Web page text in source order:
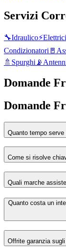
Servizi
🔧Idraulico⚡
Condizionatori 🚪
🚿 Spurghi 📡
Domande
Domande
Quanto tempo
Come si risolve
Quali marche
Quanto costa un
Offrite garanzia